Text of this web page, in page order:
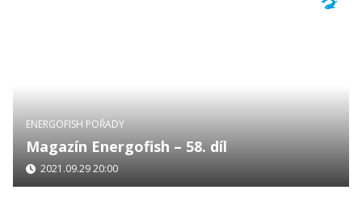
ENERGOFISH POŘADY
Magazín Energofish – 58. díl
2021.09.29 20:00